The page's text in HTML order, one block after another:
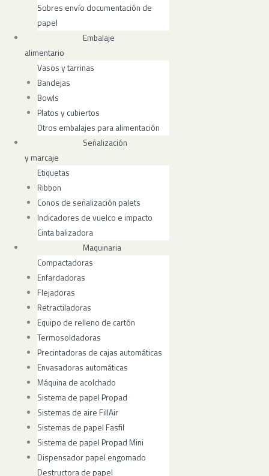
Sobres envío documentación de
papel
Embalaje
alimentario
Vasos y tarrinas
Bandejas
Bowls
Platos y cubiertos
Otros embalajes para alimentación
Señalización
y marcaje
Etiquetas
Ribbon
Conos de señalización palets
Indicadores de vuelco e impacto
Cinta balizadora
Maquinaria
Compactadoras
Enfardadoras
Flejadoras
Retractiladoras
Equipo de relleno de cartón
Termosoldadoras
Precintadoras de cajas automáticas
Envasadoras automáticas
Máquina de acolchado
Sistema de papel Propad
Sistemas de aire FillAir
Sistemas de papel Fasfil
Sistema de papel Propad Mini
Dispensador papel engomado
Destructora de papel